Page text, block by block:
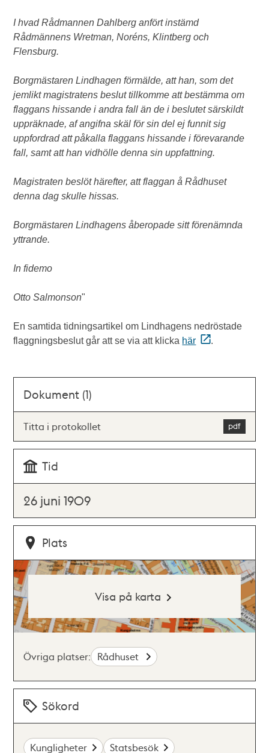
I hvad Rådmannen Dahlberg anfört instämd
Rådmännens Wretman, Noréns, Klintberg och
Flensburg.
Borgmästaren Lindhagen förmälde, att han, som det
jemlikt magistratens beslut tillkomme att bestämma om
flaggans hissande i andra fall än de i beslutet särskildt
uppräknade, af angifna skäl för sin del ej funnit sig
uppfordrad att påkalla flaggans hissande i förevarande
fall, samt att han vidhölle denna sin uppfattning.
Magistraten beslöt härefter, att flaggan å Rådhuset
denna dag skulle hissas.
Borgmästaren Lindhagens åberopade sitt förenämnda
yttrande.
In fidemo
Otto Salmonson"
En samtida tidningsartikel om Lindhagens nedröstade
flaggningsbeslut går att se via att klicka här .
Dokument (1)
Titta i protokollet
Tid
26 juni 1909
Plats
Visa på karta
Övriga platser: Rådhuset
Sökord
Kungligheter Statsbesök